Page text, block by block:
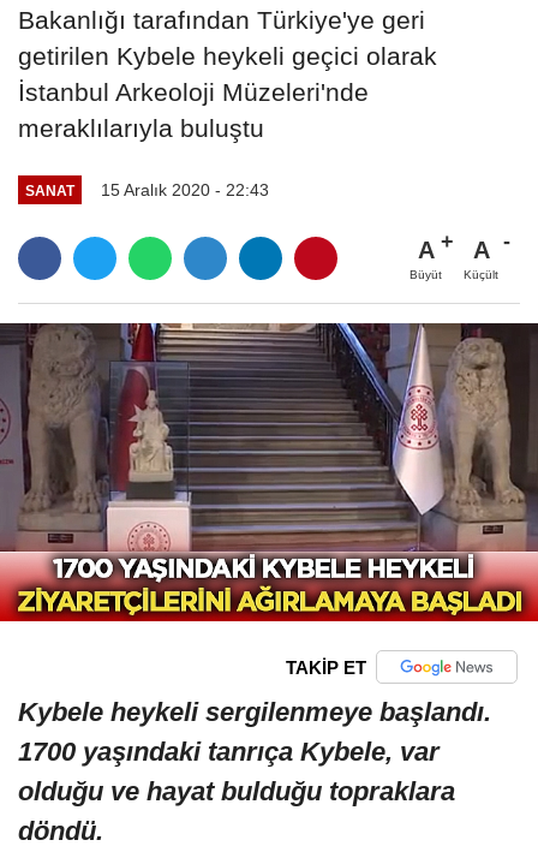
Bakanlığı tarafından Türkiye'ye geri
getirilen Kybele heykeli geçici olarak
İstanbul Arkeoloji Müzeleri'nde
meraklılarıyla buluştu
SANAT 15 Aralık 2020 - 22:43
A
Büyüt
A
Küçült
TAKİP ET
Kybele heykeli sergilenmeye başlandı.
1700 yaşındaki tanrıça Kybele, var
olduğu ve hayat bulduğu topraklara
döndü.